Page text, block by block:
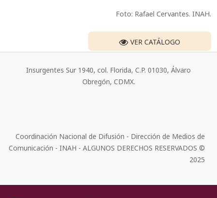
Foto: Rafael Cervantes. INAH.
VER CATÁLOGO
Insurgentes Sur 1940, col. Florida, C.P. 01030, Álvaro
Obregón, CDMX.
Coordinación Nacional de Difusión - Dirección de Medios de
Comunicación - INAH - ALGUNOS DERECHOS RESERVADOS ©
2025